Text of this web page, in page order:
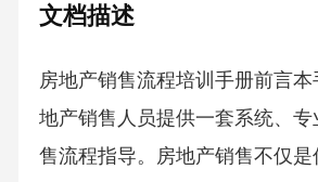
文档描述
房地产销售流程培训手册前言
地产销售人员提供一套系统、专
售流程指导。房地产销售不仅是